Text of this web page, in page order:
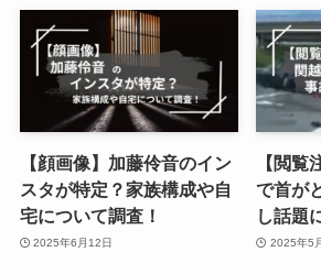
【顔画像】加藤伶音のイン
スタが特定？家族構成や自
宅について調査！
2025年6月12日
【閲覧
で首が
し話題
2025年5